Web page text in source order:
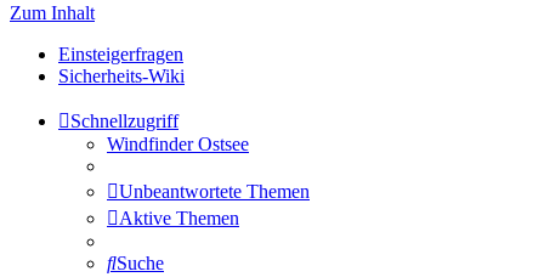
Zum Inhalt
Einsteigerfragen
Sicherheits-Wiki
Schnellzugriff
Windfinder Ostsee
Unbeantwortete Themen
Aktive Themen
Suche